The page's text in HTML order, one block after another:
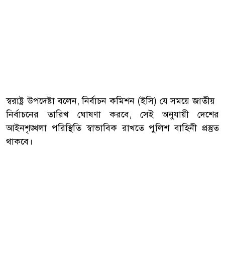
স্বরাষ্ট্র উপদেষ্টা বলেন, নির্বাচন কমিশন (ইসি) যে সময়ে জাতীয়
নির্বাচনের তারিখ ঘোষণা করবে, সেই অনুযায়ী দেশের
আইনশৃঙ্খলা পরিস্থিতি স্বাভাবিক রাখতে পুলিশ বাহিনী প্রস্তুত
থাকবে।